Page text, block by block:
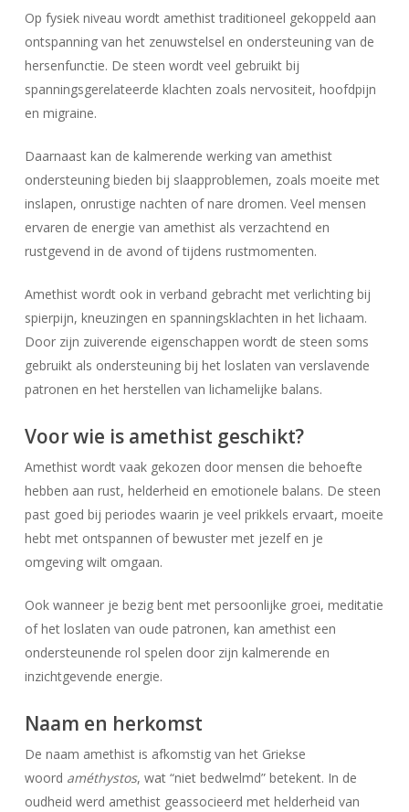
Geen producten in uw winkelwagen.
Go To Shop
Op fysiek niveau wordt amethist traditioneel gekoppeld aan
ontspanning van het zenuwstelsel en ondersteuning van de
hersenfunctie. De steen wordt veel gebruikt bij
spanningsgerelateerde klachten zoals nervositeit, hoofdpijn
en migraine.
Daarnaast kan de kalmerende werking van amethist
ondersteuning bieden bij slaapproblemen, zoals moeite met
inslapen, onrustige nachten of nare dromen. Veel mensen
ervaren de energie van amethist als verzachtend en
rustgevend in de avond of tijdens rustmomenten.
Amethist wordt ook in verband gebracht met verlichting bij
spierpijn, kneuzingen en spanningsklachten in het lichaam.
Door zijn zuiverende eigenschappen wordt de steen soms
gebruikt als ondersteuning bij het loslaten van verslavende
patronen en het herstellen van lichamelijke balans.
Voor wie is amethist geschikt?
Amethist wordt vaak gekozen door mensen die behoefte
hebben aan rust, helderheid en emotionele balans. De steen
past goed bij periodes waarin je veel prikkels ervaart, moeite
hebt met ontspannen of bewuster met jezelf en je
omgeving wilt omgaan.
Ook wanneer je bezig bent met persoonlijke groei, meditatie
of het loslaten van oude patronen, kan amethist een
ondersteunende rol spelen door zijn kalmerende en
inzichtgevende energie.
Naam en herkomst
De naam amethist is afkomstig van het Griekse
woord améthystos, wat “niet bedwelmd” betekent. In de
oudheid werd amethist geassocieerd met helderheid van